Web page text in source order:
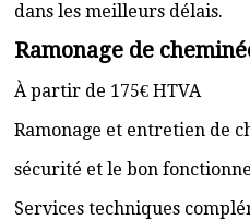
dans les meilleurs délais.
Ramonage de
À partir de 175€ HTVA
Ramonage et entretien de
sécurité et le bon
Services techniques